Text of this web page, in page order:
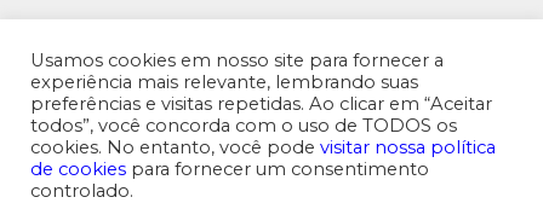
MENU SUPERIOR
Usamos cookies em nosso site para fornecer a
experiência mais relevante, lembrando suas
preferências e visitas repetidas. Ao clicar em “Aceitar
todos”, você concorda com o uso de TODOS os
cookies. No entanto, você pode visitar nossa política
de cookies para fornecer um consentimento
controlado.